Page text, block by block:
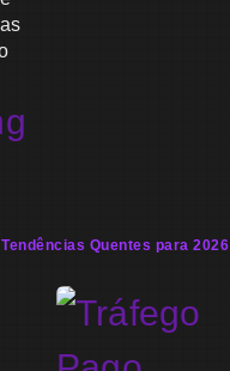
Quentes para 2026